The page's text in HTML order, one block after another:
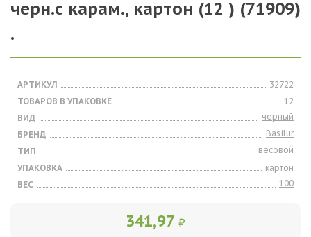
черн.с карам., картон (12 ) (71909)
.
АРТИКУЛ
32722
ТОВАРОВ В УПАКОВКЕ
12
ВИД
черный
БРЕНД
Basilur
ТИП
весовой
УПАКОВКА
картон
ВЕС
100
341,97 ₽